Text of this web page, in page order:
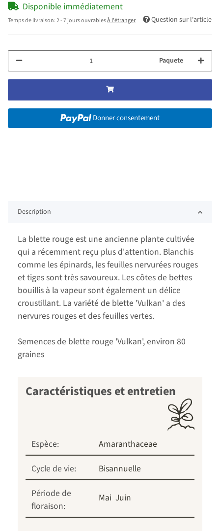
Disponible immédiatement
Temps de livraison:2 - 7 jours ouvrablesÀ l'étranger Question sur l'article
Paquete
Donner consentement
Description
La blette rouge est une ancienne plante cultivée
qui a récemment reçu plus d'attention. Blanchis
comme les épinards, les feuilles nervurées rouges
et tiges sont très savoureux. Les côtes de bettes
bouillis à la vapeur sont également un délice
croustillant. La variété de blette 'Vulkan' a des
nervures rouges et des feuilles vertes.
Semences de blette rouge 'Vulkan', environ 80
graines
Caractéristiques et entretien
Espèce:
Amaranthaceae
Cycle de vie:
Bisannuelle
Période de
floraison:
Mai Juin